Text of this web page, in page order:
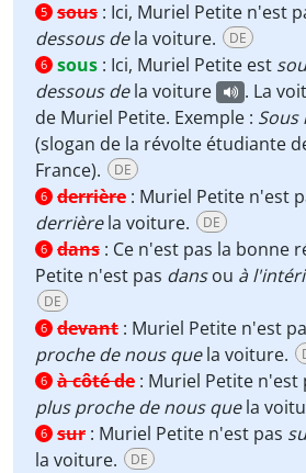
5 sous : Ici, Muriel Petite n'est
dessous dela voiture. DE
6 sous : Ici, Muriel Petite est
dessous dela voiture
. La
de Muriel Petite. Exemple : Sous
(slogan de la révolte étudiante
France).
DE
6 derrière : Muriel Petite n'est
derrièrela voiture. DE
6 dans : Ce n'est pas la bonne
Petite n'est pas dansou à
DE
6 devant : Muriel Petite n'est
proche de nous quela voiture.
6 à côté de : Muriel Petite n'est
plus proche de nous quela
6 sur : Muriel Petite n'est pas
la voiture.
DE